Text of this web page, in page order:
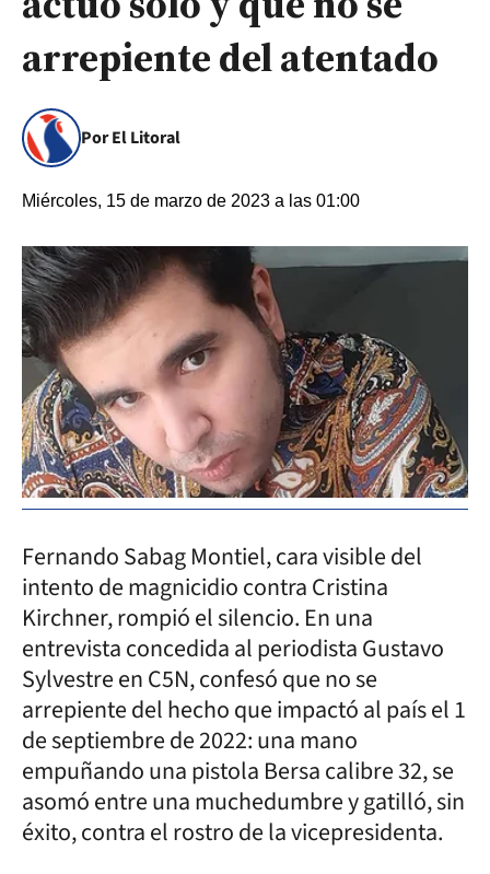
arrepiente del atentado
Por El Litoral
Miércoles, 15 de marzo de 2023 a las 01:00
Fernando Sabag Montiel, cara visible del
intento de magnicidio contra Cristina
Kirchner, rompió el silencio. En una
entrevista concedida al periodista Gustavo
Sylvestre en C5N, confesó que no se
arrepiente del hecho que impactó al país el 1
de septiembre de 2022: una mano
empuñando una pistola Bersa calibre 32, se
asomó entre una muchedumbre y gatilló, sin
éxito, contra el rostro de la vicepresidenta.